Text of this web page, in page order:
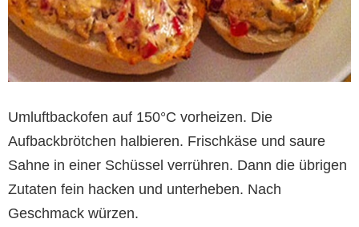
Umluftbackofen auf 150°C vorheizen. Die
Aufbackbrötchen halbieren. Frischkäse und saure
Sahne in einer Schüssel verrühren. Dann die übrigen
Zutaten fein hacken und unterheben. Nach
Geschmack würzen.